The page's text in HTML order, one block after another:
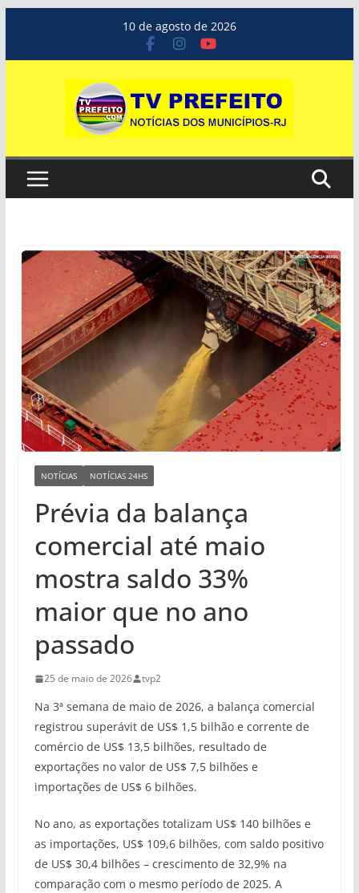
o
10 de agosto de 2026
NOTÍCIAS NOTÍCIAS 24HS
Prévia da balança
comercial até maio
mostra saldo 33%
maior que no ano
passado
25 de maio de 2026 tvp2
Na 3ª semana de maio de 2026, a balança comercial
registrou superávit de US$ 1,5 bilhão e corrente de
comércio de US$ 13,5 bilhões, resultado de
exportações no valor de US$ 7,5 bilhões e
importações de US$ 6 bilhões.
No ano, as exportações totalizam US$ 140 bilhões e
as importações, US$ 109,6 bilhões, com saldo positivo
de US$ 30,4 bilhões – crescimento de 32,9% na
comparação com o mesmo período de 2025. A